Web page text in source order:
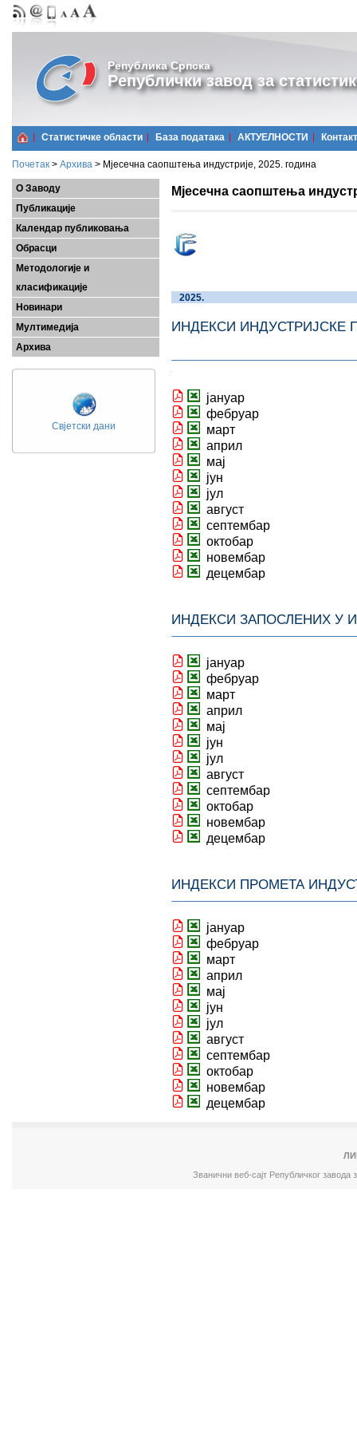
Република Српска
Републички завод за
Статистичке области Базa података АКТУЕЛНОСТИ Контакт
Почетак > Архива > Мјесечна саопштења индустрије, 2025. година
О Заводу
Публикације
Календар публиковања
Обрасци
Методологије и
класификације
Новинари
Мултимедија
Архива
Свјетски дани
Мјесечна саопштења
2025.
ИНДЕКСИ
јануар
фебруар
март
април
мај
јун
јул
август
септембар
октобар
новембар
децембар
ИНДЕКСИ ЗАПОСЛЕНИХ У
јануар
фебруар
март
април
мај
јун
јул
август
септембар
октобар
новембар
децембар
ИНДЕКСИ ПРОМЕТА
јануар
фебруар
март
април
мај
јун
јул
август
септембар
октобар
новембар
децембар
Званични веб-сајт Републичког